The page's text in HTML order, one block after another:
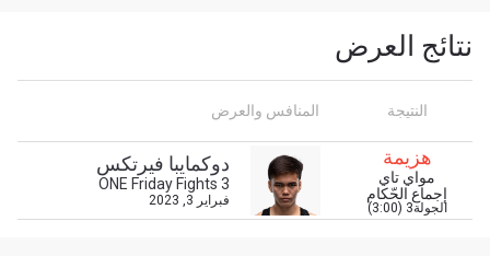
نتائج العرض
النتيجة المنافس والعرض
هزيمة
مواي تاي
إجماع الحّكام
الجولة3 (3:00)
دوكمايبا فيرتكس
ONE Friday Fights 3
فبراير 3, 2023 المنافس
ابق على اطّلاع
خذ بطولة "ون" معك أينما ذهبت! اشترك الآن للوصول
أفضل المقاعد لعروضنا الحية.
البريد الإلكتروني